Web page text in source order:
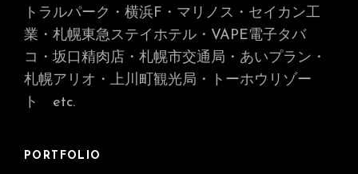
トラルパーク・横浜F・マリノス・セイカン工
業・札幌東急ステイホテル・VAPE電子タバ
コ・坂口精肉店・札幌市交通局・あいプラン・
札幌アリオ・上川町観光局・トーホウリゾー
ト
etc.
PORTFOLIO